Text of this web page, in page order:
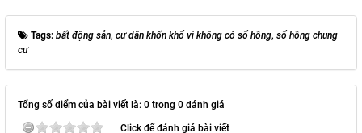
Tags: bất động sản, cư dân khốn khổ vì không có sổ hồng, sổ hồng chung
cư
Tổng số điểm của bài viết là: 0 trong 0 đánh giá
Click để đánh giá bài viết